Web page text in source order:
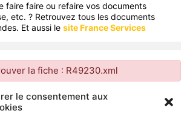
le consentement aux
faire faire ou refaire vos documents
etc. ? Retrouvez tous les documents
Et aussi le site France Services
la fiche : R49230.xml
| 14 rue Haute, 26310 Valdrôme | 04 75